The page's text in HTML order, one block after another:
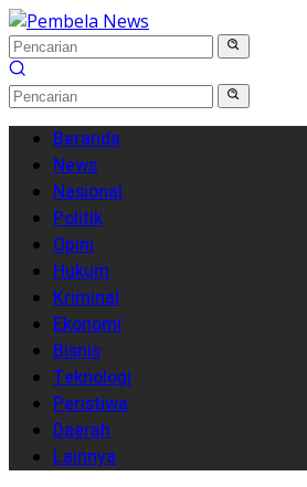
Langsung
ke
konten
Beranda
News
Nasional
Politik
Opini
Hukum
Kriminal
Ekonomi
Bisnis
Teknologi
Peristiwa
Daerah
Lainnya